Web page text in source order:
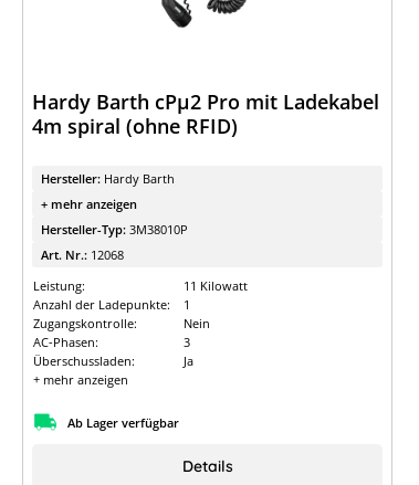
Hardy Barth cPµ2 Pro mit Ladekabel
4m spiral (ohne RFID)
Hersteller: Hardy Barth
+ mehr anzeigen
Hersteller-Typ: 3M38010P
Art. Nr.: 12068
Leistung:
11 Kilowatt
Anzahl der Ladepunkte:
1
Zugangskontrolle:
Nein
AC-Phasen:
3
Überschussladen:
Ja
+ mehr anzeigen
Ab Lager verfügbar
Details